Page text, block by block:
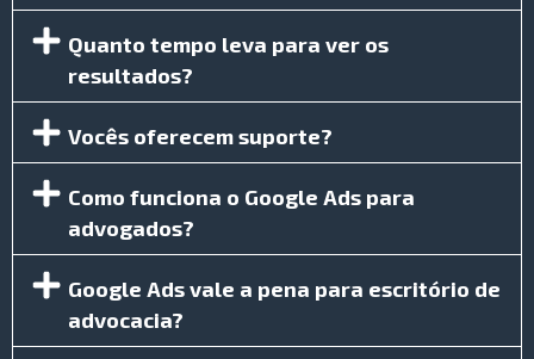
Quanto tempo leva para ver os
resultados?
Vocês oferecem suporte?
Como funciona o Google Ads para
advogados?
Google Ads vale a pena para escritório de
advocacia?